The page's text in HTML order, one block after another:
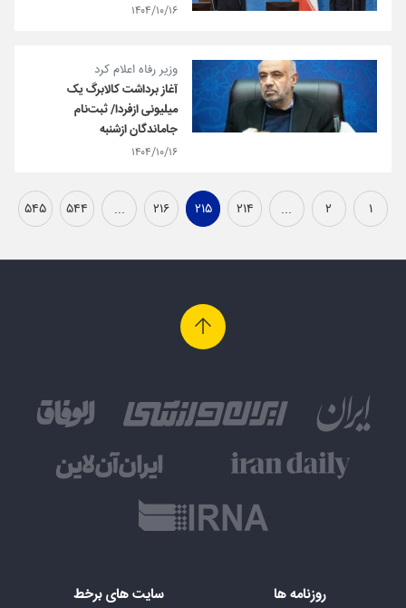
۱۴۰۴/۱۰/۱۶
وزیر رفاه اعلام کرد
آغاز برداشت کالابرگ یک
میلیونی ازفردا/ ثبت‌نام
جاماندگان ازشنبه
۱۴۰۴/۱۰/۱۶
۱ ۲ ... ۲۱۴ ۲۱۵ ۲۱۶ ... ۵۴۴ ۵۴۵
روزنامه ها سایت های برخط